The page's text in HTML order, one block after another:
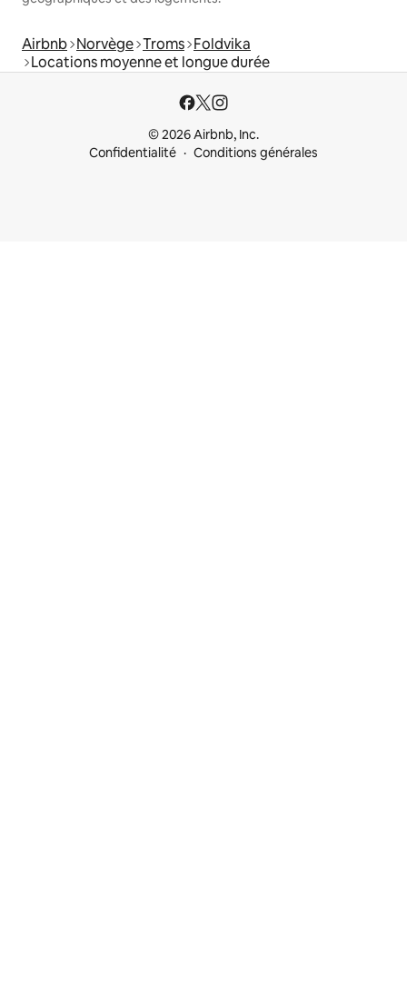
Airbnb Norvège Troms Foldvika
Locations moyenne et longue durée
© 2026 Airbnb, Inc.
Confidentialité
Conditions générales